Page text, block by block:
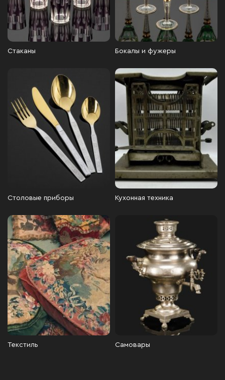
Стаканы Бокалы и фужеры
Столовые приборы Кухонная техника
Текстиль Самовары